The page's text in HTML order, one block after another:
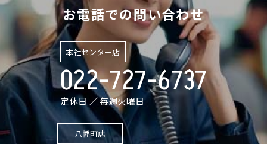
お電話での問い合わせ
本社センター店
022-727-6737
定休日 ／ 毎週火曜日
八幡町店